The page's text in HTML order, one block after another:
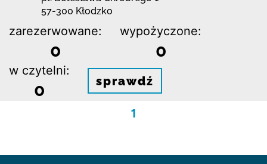
57-300 Kłodzko
zarezerwowane:
0
wypożyczone:
0
w czytelni:
0 sprawdź
1